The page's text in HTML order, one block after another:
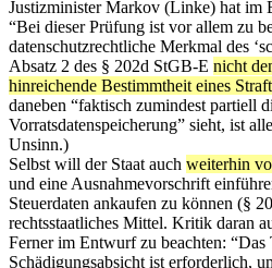
Justizminister Markov (Linke) hat im
“Bei dieser Prüfung ist vor allem zu
datenschutzrechtliche Merkmal des
Absatz 2 des § 202d StGB-E nicht
hinreichende Bestimmtheit eines
daneben “faktisch zumindest partiell
Vorratsdatenspeicherung” sieht, ist
Unsinn.)
Selbst will der Staat auch weiterhin
und eine Ausnahmevorschrift
Steuerdaten ankaufen zu können (§
rechtsstaatliches Mittel. Kritik daran
Ferner im Entwurf zu beachten: “Das
Schädigungsabsicht ist erforderlich,